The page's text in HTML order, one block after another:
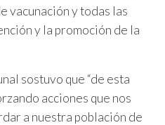
vacunación y todas las
y la promoción de la
sostuvo que “de esta
acciones que nos
a nuestra población de